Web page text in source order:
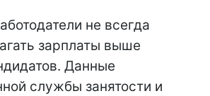
не всегда
зарплаты выше
Данные
службы занятости и